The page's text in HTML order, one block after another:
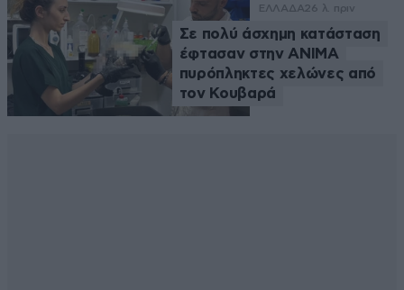
ΕΛΛΑΔΑ26 λ. πριν
Σε πολύ άσχημη κατάσταση
έφτασαν στην ΑΝΙΜΑ
πυρόπληκτες χελώνες από
τον Κουβαρά